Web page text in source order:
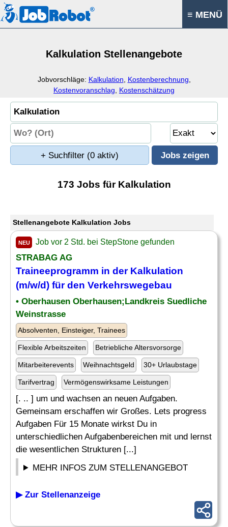
≡ MENÜ
Kalkulation Stellenangebote
Jobvorschläge: Kalkulation Kostenberechnung
Kostenvoranschlag
Kostenschätzung
+ Suchfilter (0 aktiv)
173 Jobs für Kalkulation
Stellenangebote Kalkulation Jobs
NEU Job vor 2 Std. bei StepStone gefunden
STRABAG AG
Traineeprogramm in der Kalkulation
(m/w/d) für den Verkehrswegebau
• Oberhausen Oberhausen;Landkreis Suedliche
Weinstrasse
Absolventen, Einsteiger, Trainees
Flexible Arbeitszeiten Betriebliche Altersvorsorge
Mitarbeiterevents Weihnachtsgeld 30+ Urlaubstage
Tarifvertrag Vermögenswirksame Leistungen
[. .. ] um und wachsen an neuen Aufgaben.
Gemeinsam erschaffen wir Großes. Lets progress
Aufgaben Für 15 Monate wirkst Du in
unterschiedlichen Aufgabenbereichen mit und lernst
die wesentlichen Strukturen [...]
MEHR INFOS ZUM STELLENANGEBOT
▶ Zur Stellenanzeige